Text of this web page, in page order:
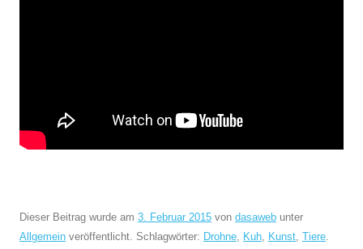
Dieser Beitrag wurde am 3. Februar 2015 von dasaweb unter
Allgemein veröffentlicht. Schlagwörter: Drohne, Kuh, Kunst, Tiere.